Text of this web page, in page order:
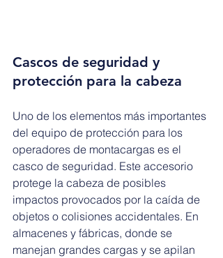
Cascos de seguridad y
protección para la cabeza
Uno de los elementos más importantes
del equipo de protección para los
operadores de montacargas es el
casco de seguridad. Este accesorio
protege la cabeza de posibles
impactos provocados por la caída de
objetos o colisiones accidentales. En
almacenes y fábricas, donde se
manejan grandes cargas y se apilan